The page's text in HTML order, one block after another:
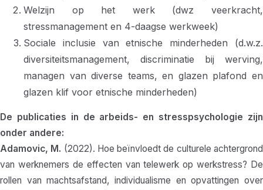
Welzijn op het werk (dwz veerkracht,
stressmanagement en 4-daagse werkweek)
Sociale inclusie van etnische minderheden (d.w.z.
diversiteitsmanagement, discriminatie bij werving,
managen van diverse teams, en glazen plafond en
glazen klif voor etnische minderheden)
De publicaties in de arbeids- en stresspsychologie zijn
onder andere:
Adamovic, M. (2022). Hoe beïnvloedt de culturele achtergrond
van werknemers de effecten van telewerk op werkstress? De
rollen van machtsafstand, individualisme en opvattingen over